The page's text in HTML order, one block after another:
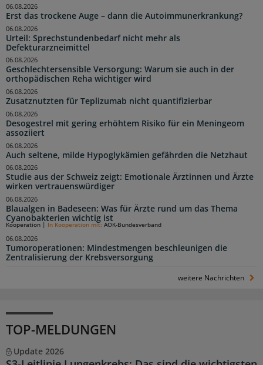
Erst das trockene Auge – dann die Autoimmunerkrankung?
06.08.2026
Urteil: Sprechstundenbedarf nicht mehr als
Defekturarzneimittel
06.08.2026
Geschlechtersensible Versorgung: Warum sie auch in der
orthopädischen Reha wichtiger wird
06.08.2026
Zusatznutzten für Teplizumab nicht quantifizierbar
06.08.2026
Desogestrel mit gering erhöhtem Risiko für ein Meningeom
assoziiert
06.08.2026
Auch seltene, milde Hypoglykämien gefährden die Netzhaut
06.08.2026
Studie aus der Schweiz zeigt: Emotionale Ärztinnen und Ärzte
wirken vertrauenswürdiger
06.08.2026
Blaualgen in Badeseen: Was für Ärzte rund um das Thema
Cyanobakterien wichtig ist
06.08.2026
Tumoroperationen: Mindestmengen beschleunigen die
Zentralisierung der Krebsversorgung
Kooperation | In Kooperation mit: AOK-Bundesverband
06.08.2026
weitere Nachrichten
TOP-MELDUNGEN
Update 2026